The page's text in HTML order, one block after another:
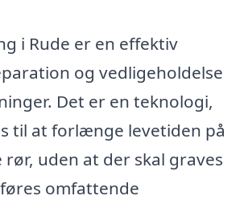
i Rude er en effektiv
og vedligeholdelse
Det er en teknologi,
til at forlænge levetiden på
rør, uden at der skal graves
omfattende